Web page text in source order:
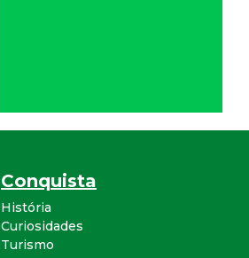
Conquista
História
Curiosidades
Turismo